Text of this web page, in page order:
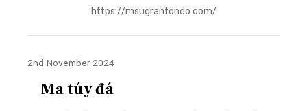
https://msugranfondo.com/
2nd November 2024
Ma túy đá